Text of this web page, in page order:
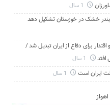
بندر خشک در خوزستان تشکیل دهد
برای دفاع از ایران تبدیل شد /
ایران است